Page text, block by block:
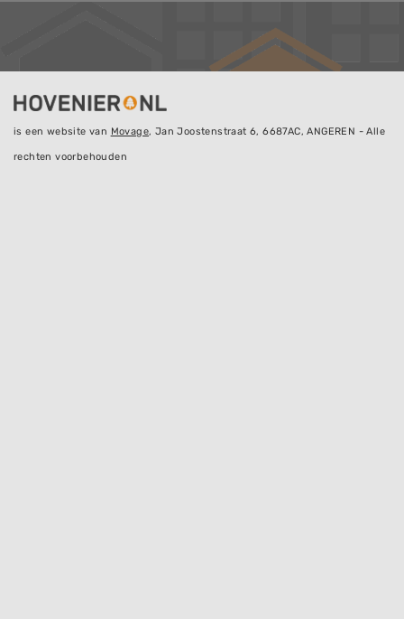
is een website van Movage, Jan Joostenstraat 6, 6687AC, ANGEREN - Alle
rechten voorbehouden